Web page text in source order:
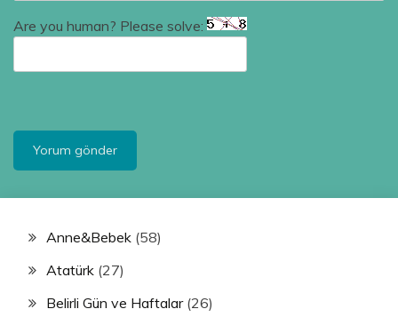
Are you human? Please solve:
Anne&Bebek (58)
Atatürk (27)
Belirli Gün ve Haftalar(26)